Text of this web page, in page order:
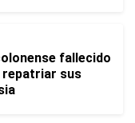
fallecido
repatriar sus